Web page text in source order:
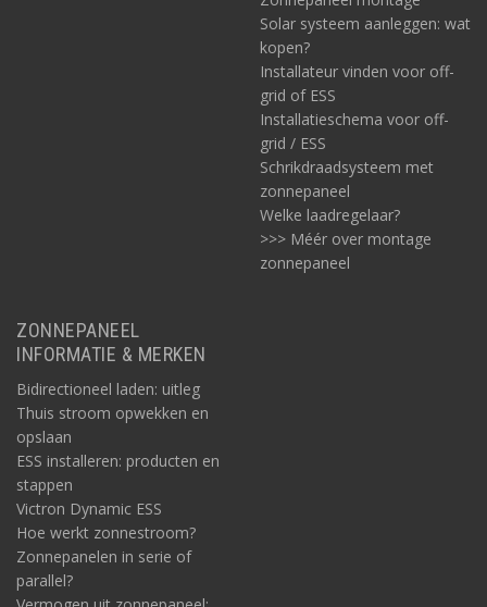
Solar systeem aanleggen: wat
kopen?
Installateur vinden voor off-
grid of ESS
Installatieschema voor off-
grid / ESS
Schrikdraadsysteem met
zonnepaneel
Welke laadregelaar?
>>> Méér over montage
zonnepaneel
ZONNEPANEEL
INFORMATIE & MERKEN
Bidirectioneel laden: uitleg
Thuis stroom opwekken en
opslaan
ESS installeren: producten en
stappen
Victron Dynamic ESS
Hoe werkt zonnestroom?
Zonnepanelen in serie of
parallel?